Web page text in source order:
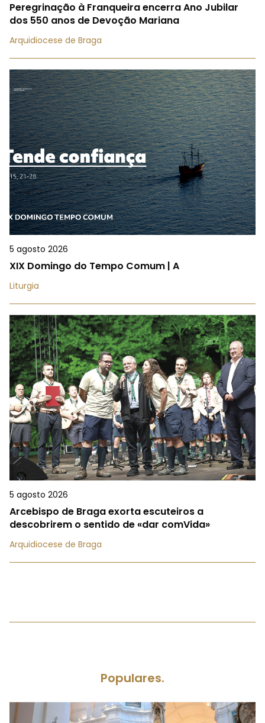
Peregrinação à Franqueira encerra Ano Jubilar
dos 550 anos de Devoção Mariana
Arquidiocese de Braga
5 agosto 2026
XIX Domingo do Tempo Comum | A
Liturgia
5 agosto 2026
Arcebispo de Braga exorta escuteiros a
descobrirem o sentido de «dar comVida»
Arquidiocese de Braga
Populares.